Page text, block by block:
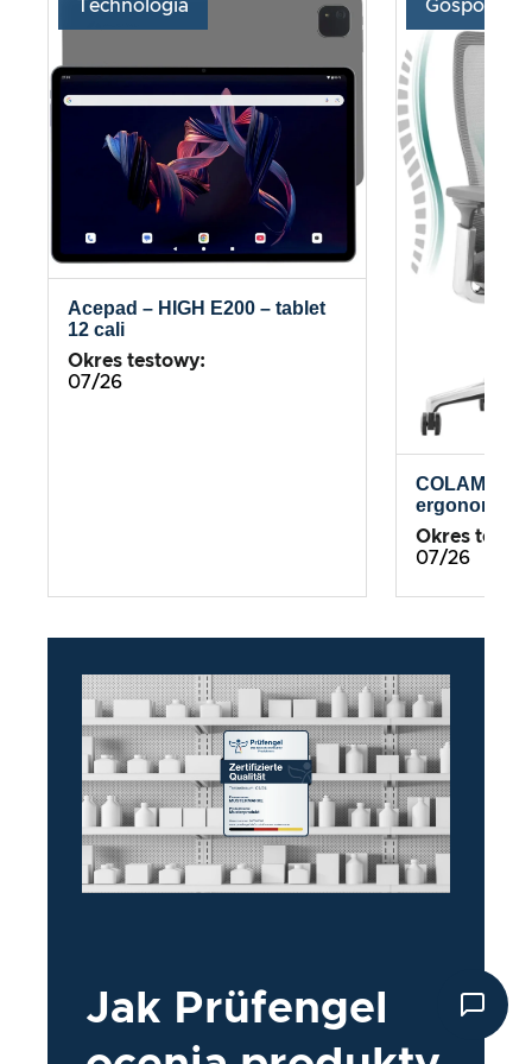
Technologia
Acepad – HIGH E200 – tablet
12 cali
Okres testowy:
07/26
COLAMY
Okres
07/26
Jak Prüfengel